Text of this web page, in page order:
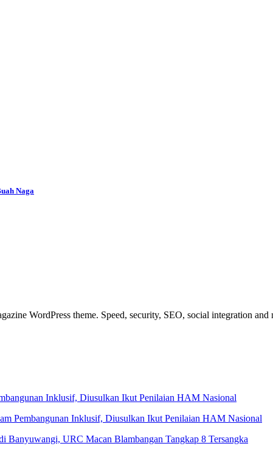
Naga
WordPress theme. Speed, security, SEO, social integration
Pembangunan Inklusif, Diusulkan Ikut Penilaian HAM Nasional